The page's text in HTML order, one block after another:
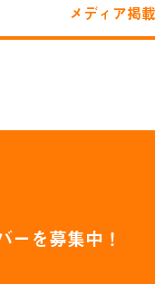
メディア掲
ーを募集中！